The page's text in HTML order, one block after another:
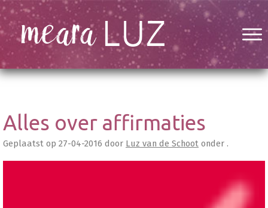
Alles over affirmaties
Geplaatst op 27-04-2016 door Luz van de Schoot onder .